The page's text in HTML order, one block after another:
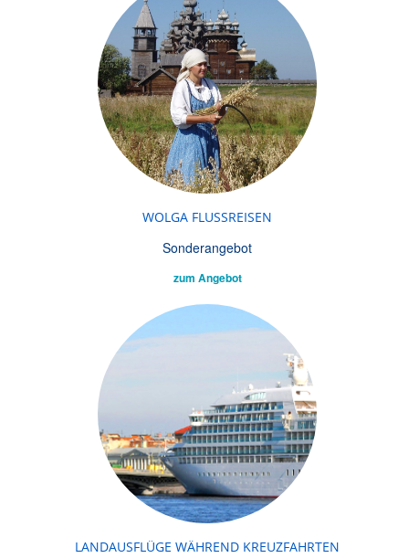
WOLGA FLUSSREISEN
Sonderangebot
zum Angebot
LANDAUSFLÜGE WÄHREND KREUZFAHRTEN